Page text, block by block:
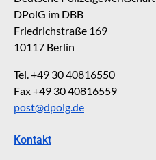
DPolG im DBB
Friedrichstraße 169
10117 Berlin
Tel. +49 30 40816550
Fax +49 30 40816559
post@dpolg.de
Kontakt